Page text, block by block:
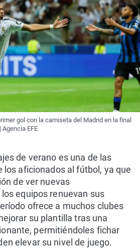
gol con la camiseta del Madrid en la final
Agencia EFE
de verano es una de las
los aficionados al fútbol, ya que
de ver nuevas
equipos renuevan sus
ofrece a muchos clubes
su plantilla tras una
permitiéndoles fichar
elevar su nivel de juego.